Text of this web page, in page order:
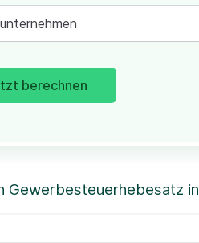
berechnen
Gewerbesteuerhebesatz in